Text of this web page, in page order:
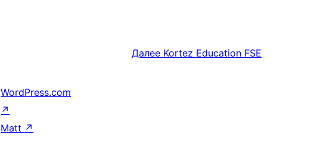
Далее Kortez Education FSE
WordPress.com
↗
Matt ↗